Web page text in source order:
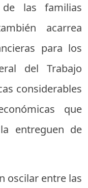
las familias
acarrea
para los
del Trabajo
considerables
que
entreguen de
oscilar entre las